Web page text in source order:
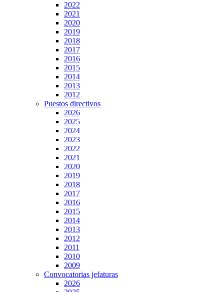
2022
2021
2020
2019
2018
2017
2016
2015
2014
2013
2012
Puestos directivos
2026
2025
2024
2023
2022
2021
2020
2019
2018
2017
2016
2015
2014
2013
2012
2011
2010
2009
Convocatorias jefaturas
2026